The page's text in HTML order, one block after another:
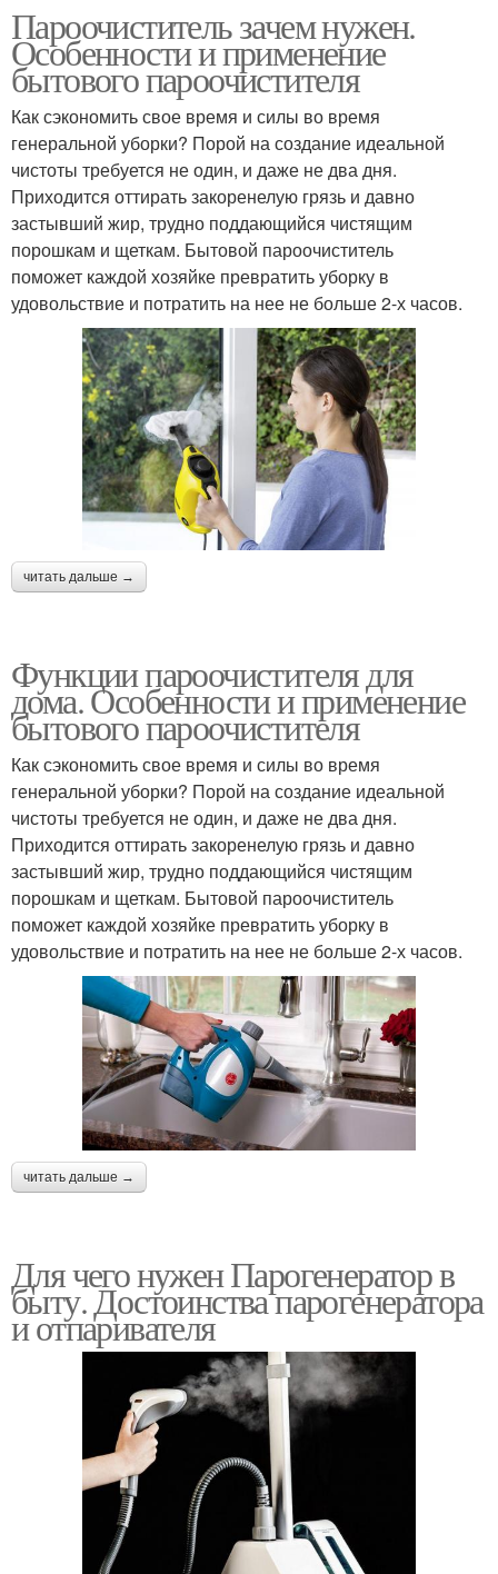
Пароочиститель зачем нужен.
Особенности и применение
бытового пароочистителя
Как сэкономить свое время и силы во время
генеральной уборки? Порой на создание идеальной
чистоты требуется не один, и даже не два дня.
Приходится оттирать закоренелую грязь и давно
застывший жир, трудно поддающийся чистящим
порошкам и щеткам. Бытовой пароочиститель
поможет каждой хозяйке превратить уборку в
удовольствие и потратить на нее не больше 2-х часов.
читать дальше →
Функции пароочистителя для
дома. Особенности и применение
бытового пароочистителя
Как сэкономить свое время и силы во время
генеральной уборки? Порой на создание идеальной
чистоты требуется не один, и даже не два дня.
Приходится оттирать закоренелую грязь и давно
застывший жир, трудно поддающийся чистящим
порошкам и щеткам. Бытовой пароочиститель
поможет каждой хозяйке превратить уборку в
удовольствие и потратить на нее не больше 2-х часов.
читать дальше →
Для чего нужен Парогенератор в
быту. Достоинства парогенератора
и отпаривателя